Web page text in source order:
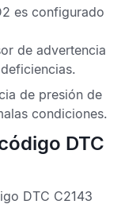
es configurado
de advertencia
de presión de
condiciones.
DTC
DTC C2143